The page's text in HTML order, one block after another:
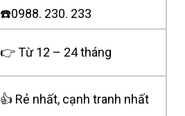
☎️0988. 230. 233
👉 Từ 12 – 24 tháng
👍 Rẻ nhất, cạnh tranh nhất